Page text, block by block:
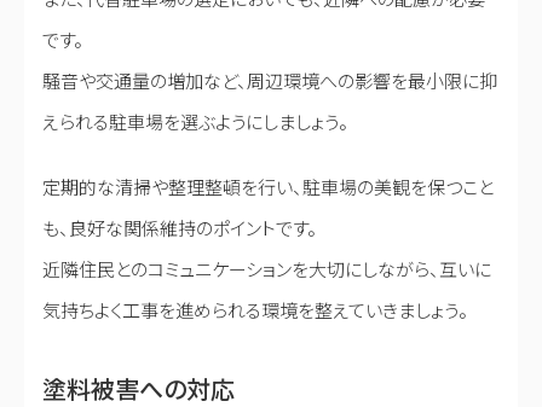
です。
騒音や交通量の増加など、周辺環境への影響を最小限に抑
えられる駐車場を選ぶようにしましょう。
定期的な清掃や整理整頓を行い、駐車場の美観を保つこと
も、良好な関係維持のポイントです。
近隣住民とのコミュニケーションを大切にしながら、互いに
気持ちよく工事を進められる環境を整えていきましょう。
塗料被害への対応